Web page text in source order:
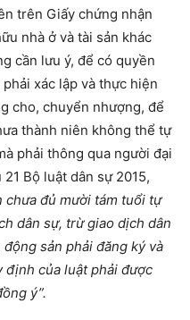
trên Giấy chứng nhận
nhà ở và tài sản khác
cần lưu ý, để có quyền
xác lập và thực hiện
cho, chuyển nhượng, để
thành niên không thể tự
phải thông qua người đại
Bộ luật dân sự 2015,
đủ mười tám tuổi tự
dân sự, trừ giao dịch dân
sản phải đăng ký và
định của luật phải được
ý”.